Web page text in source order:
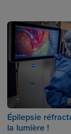
Épilepsie
la lumière !